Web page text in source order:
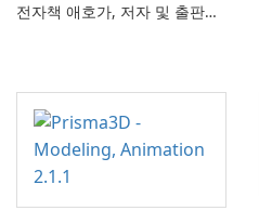
전자책 애호가, 저자 및 출판사
소프트웨어는 사용자에게 다양
한 장치와 전자책 형식에서 전
자책을 구성, 변환, 편집 및 동
기화하기 위한 포괄적인 솔루션
을 제공합니다.